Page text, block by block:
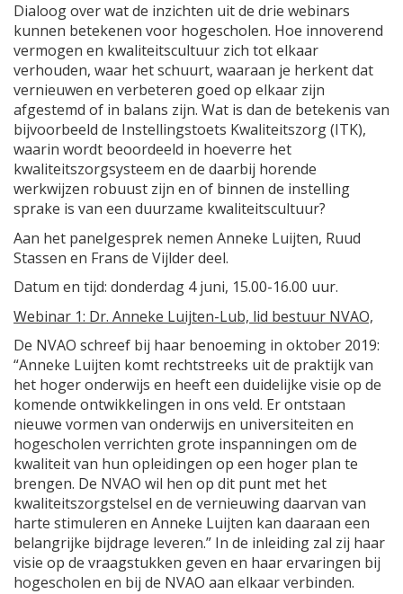
Dialoog over wat de inzichten uit de drie webinars
kunnen betekenen voor hogescholen. Hoe innoverend
vermogen en kwaliteitscultuur zich tot elkaar
verhouden, waar het schuurt, waaraan je herkent dat
vernieuwen en verbeteren goed op elkaar zijn
afgestemd of in balans zijn. Wat is dan de betekenis van
bijvoorbeeld de Instellingstoets Kwaliteitszorg (ITK),
waarin wordt beoordeeld in hoeverre het
kwaliteitszorgsysteem en de daarbij horende
werkwijzen robuust zijn en of binnen de instelling
sprake is van een duurzame kwaliteitscultuur?
Aan het panelgesprek nemen Anneke Luijten, Ruud
Stassen en Frans de Vijlder deel.
Datum en tijd: donderdag 4 juni, 15.00-16.00 uur.
Webinar 1: Dr. Anneke Luijten-Lub, lid bestuur NVAO,
De NVAO schreef bij haar benoeming in oktober 2019:
“Anneke Luijten komt rechtstreeks uit de praktijk van
het hoger onderwijs en heeft een duidelijke visie op de
komende ontwikkelingen in ons veld. Er ontstaan
nieuwe vormen van onderwijs en universiteiten en
hogescholen verrichten grote inspanningen om de
kwaliteit van hun opleidingen op een hoger plan te
brengen. De NVAO wil hen op dit punt met het
kwaliteitszorgstelsel en de vernieuwing daarvan van
harte stimuleren en Anneke Luijten kan daaraan een
belangrijke bijdrage leveren.” In de inleiding zal zij haar
visie op de vraagstukken geven en haar ervaringen bij
hogescholen en bij de NVAO aan elkaar verbinden.